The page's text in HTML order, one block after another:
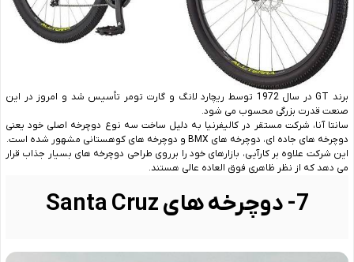
برند GT در سال 1972 توسط ریچارد لانگ و گارت تومر تأسیس شد و امروز در این
صنعت قدرت بزرگی محسوب می ‌شود.
سانتا آنا، شرکت مستقر در کالیفرنیا به دلیل ساخت سه نوع دوچرخه اصلی خود یعنی
دوچرخه ‌های جاده ‌ای، دوچرخه‌ های BMX و دوچرخه‌ های کوهستانی مشهور شده است.
این شرکت علاوه بر کارآیی، بازارهای خود را برروی طراحی دوچرخه‌ های بسیار جذاب قرار
می ‌دهد که از نظر ظاهری فوق ‌العاده عالی هستند.
7- دوچرخه ‌های Santa Cruz